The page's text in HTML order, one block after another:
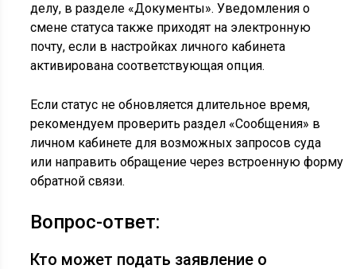
делу, в разделе «Документы». Уведомления о
смене статуса также приходят на электронную
почту, если в настройках личного кабинета
активирована соответствующая опция.
Если статус не обновляется длительное время,
рекомендуем проверить раздел «Сообщения» в
личном кабинете для возможных запросов суда
или направить обращение через встроенную форму
обратной связи.
Вопрос-ответ:
Кто может подать заявление о